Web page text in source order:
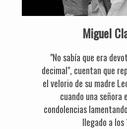
Miguel
"No sabía que era
decimal", cuentan que
el velorio de su madre
cuando una señora
condolencias
llegado a los